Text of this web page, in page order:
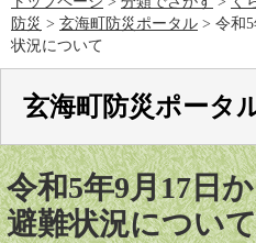
で
す。
ば
し
て
防災 > 玄海町防災ポータル > 令和
状況について
玄海町防災ポータ
本
文令和5年9月17日
避難状況について